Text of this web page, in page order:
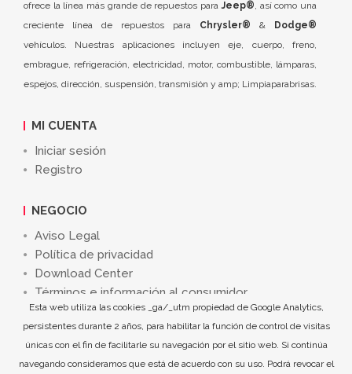
Esta web utiliza las cookies _ga/_utm propiedad de Google Analytics,
persistentes durante 2 años, para habilitar la función de control de visitas
únicas con el fin de facilitarle su navegación por el sitio web. Si continúa
navegando consideramos que está de acuerdo con su uso. Podrá revocar el
ofrece la línea más grande de repuestos paraJeep®, así como una
creciente línea de repuestos para Chrysler® &
Dodge®
vehículos. Nuestras aplicaciones incluyen eje, cuerpo, freno,
embrague, refrigeración, electricidad, motor, combustible, lámparas,
espejos, dirección, suspensión, transmisión y amp; Limpiaparabrisas.
MI CUENTA
Iniciar sesión
Registro
NEGOCIO
Aviso Legal
Política de privacidad
Download Center
Términos e información al consumidor
©Crown Iberia 4WD, S.L.2026. All Rights Reserved.